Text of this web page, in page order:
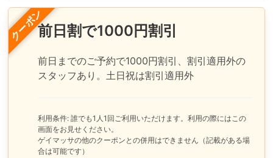
前日割で1000円割引
前日までのご予約で1000円割引、割引適用外の
スタッフあり。土日祝は割引適用外
利用条件: 誰でも1人1回ご利用いただけます。利用の際にはこの
画面をお見せください。
ゲイマッサの他のクーポンとの併用はできません（記載がある場
合は可能です）
クーポン